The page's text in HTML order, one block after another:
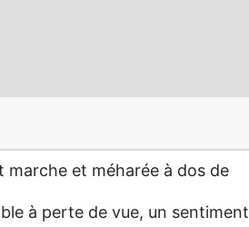
et méharée à dos de
à perte de vue, un sentiment